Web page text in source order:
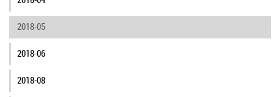
2018-05
2018-06
2018-08